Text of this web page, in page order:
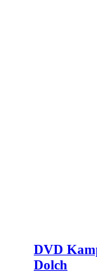
DVD
Dolch